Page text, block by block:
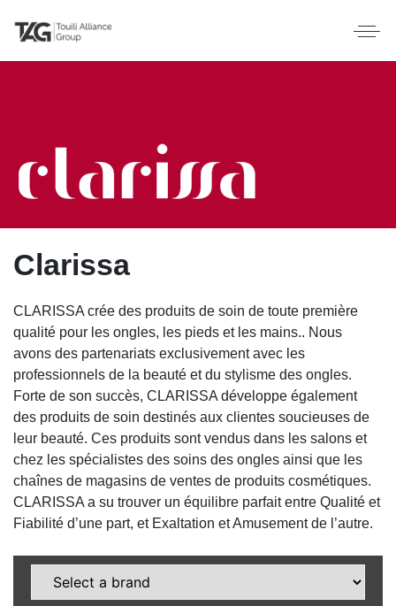
Clarissa
CLARISSA crée des produits de soin de toute première
qualité pour les ongles, les pieds et les mains.. Nous
avons des partenariats exclusivement avec les
professionnels de la beauté et du stylisme des ongles.
Forte de son succès, CLARISSA développe également
des produits de soin destinés aux clientes soucieuses de
leur beauté. Ces produits sont vendus dans les salons et
chez les spécialistes des soins des ongles ainsi que les
chaînes de magasins de ventes de produits cosmétiques.
CLARISSA a su trouver un équilibre parfait entre Qualité et
Fiabilité d’une part, et Exaltation et Amusement de l’autre.